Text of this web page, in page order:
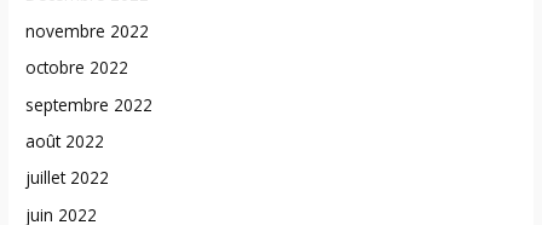
novembre 2022
octobre 2022
septembre 2022
août 2022
juillet 2022
juin 2022